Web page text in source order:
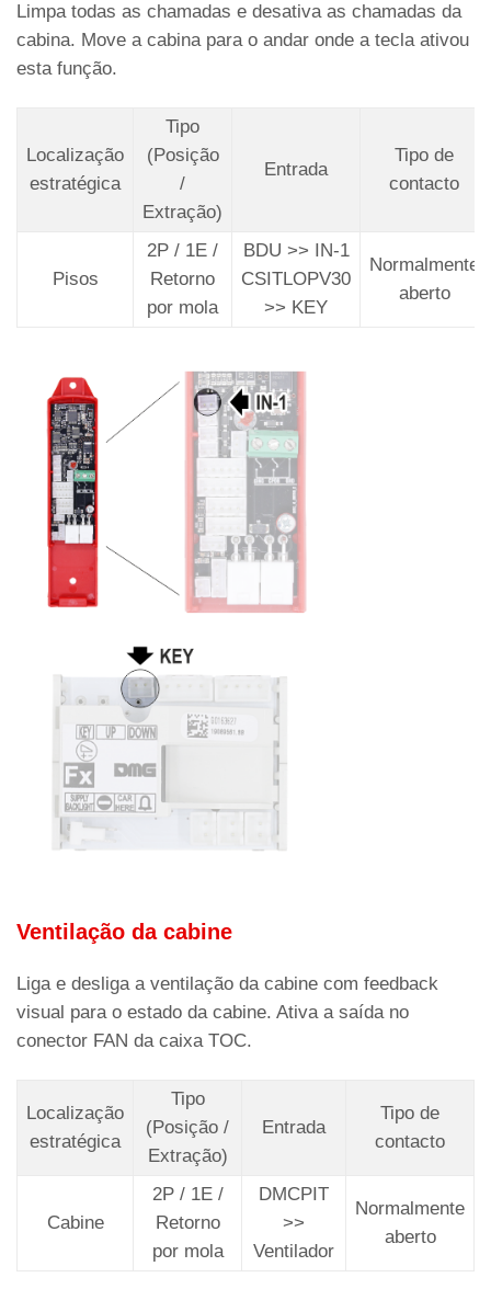
Limpa todas as chamadas e desativa as chamadas da
cabina. Move a cabina para o andar onde a tecla ativou
esta função.
Localização
estratégica
Tipo
(Posição
/
Extração)
Entrada
Tipo de
contacto
Pisos
2P / 1E /
Retorno
por mola
BDU >> IN-1
CSITLOPV30
>> KEY
Normalmente
aberto
Ventilação da cabine
Liga e desliga a ventilação da cabine com feedback
visual para o estado da cabine. Ativa a saída no
conector FAN da caixa TOC.
Localização
estratégica
Tipo
(Posição /
Extração)
Entrada
Tipo de
contacto
Cabine
2P / 1E /
Retorno
por mola
DMCPIT
>>
Ventilador
Normalmente
aberto